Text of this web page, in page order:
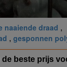
naaiende draad ,
, gesponnen
de beste prijs